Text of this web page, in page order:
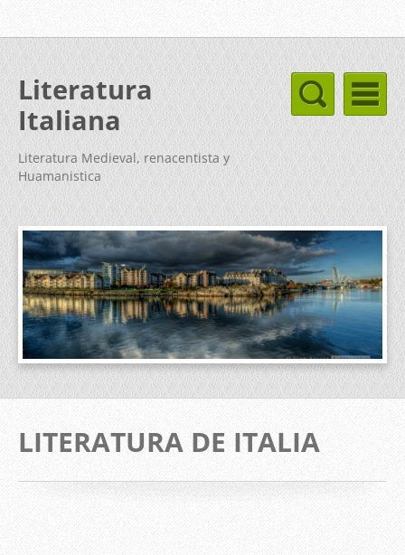
Literatura
Italiana
Literatura Medieval, renacentista y
Huamanistica
LITERATURA DE ITALIA